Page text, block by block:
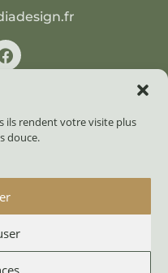
ils rendent votre visite plus
douce.